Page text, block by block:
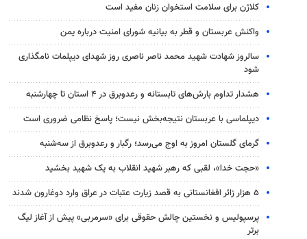
کلاژن برای سلامت استخوان زنان مفید است
واکنش عربستان و قطر به بیانیه شورای امنیت درباره یمن
سالروز شهادت شهید محمد ناصر ناصری روز شهدای دیپلمات نامگذاری
شود
هشدار تداوم بارش‌های تابستانه و رعدوبرق در ۴ استان تا چهارشنبه
دیپلماسی با عربستان نتیجه‌بخش نیست؛ پاسخ نظامی ضروری است
گرمای گلستان امروز به اوج می‌رسد؛ رگبار و رعدوبرق از سه‌شنبه
«حجت خدا»، لقبی که رهبر شهید انقلاب به یک شهید بخشید
۵ هزار زائر افغانستانی به قصد زیارت عتبات در عراق وارد دوغارون شدند
پرسپولیس و نخستین چالش حقوقی برای «سرمربی» پیش از آغاز لیگ
برتر